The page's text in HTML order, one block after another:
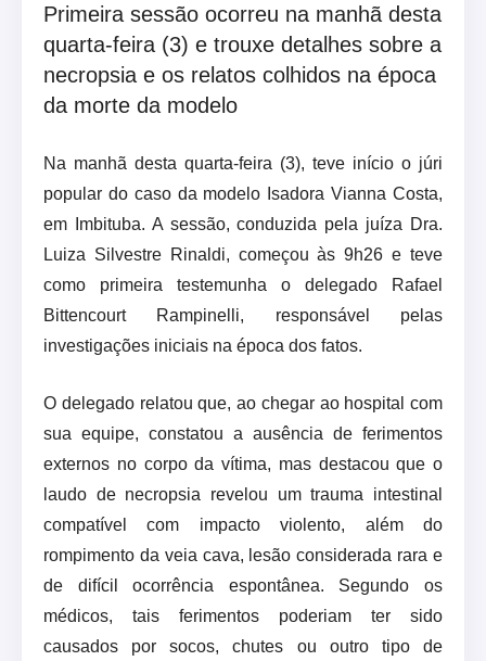
Primeira sessão ocorreu na manhã desta
quarta-feira (3) e trouxe detalhes sobre a
necropsia e os relatos colhidos na época
da morte da modelo
Na manhã desta quarta-feira (3), teve início o júri
popular do caso da modelo Isadora Vianna Costa,
em Imbituba. A sessão, conduzida pela juíza Dra.
Luiza Silvestre Rinaldi, começou às 9h26 e teve
como primeira testemunha o delegado Rafael
Bittencourt Rampinelli, responsável pelas
investigações iniciais na época dos fatos.
O delegado relatou que, ao chegar ao hospital com
sua equipe, constatou a ausência de ferimentos
externos no corpo da vítima, mas destacou que o
laudo de necropsia revelou um trauma intestinal
compatível com impacto violento, além do
rompimento da veia cava, lesão considerada rara e
de difícil ocorrência espontânea. Segundo os
médicos, tais ferimentos poderiam ter sido
causados por socos, chutes ou outro tipo de